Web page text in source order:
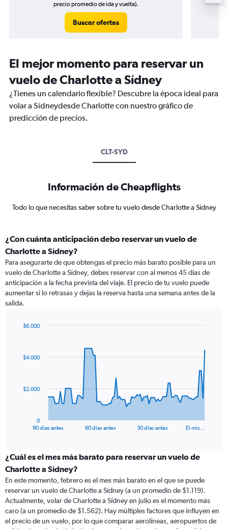
precio promedio de ida y vuelta).
Buscar ofertas
El mejor momento para reservar un
vuelo de Charlotte a Sídney
¿Tienes un calendario flexible? Descubre la época ideal para
volar a Sídneydesde Charlotte con nuestro gráfico de
predicción de precios.
CLT-SYD
Información de Cheapflights
Todo lo que necesitas saber sobre tu vuelo desde Charlotte a Sídney
¿Con cuánta anticipación debo reservar un vuelo de
Charlotte a Sídney?
Para asegurarte de que obtengas el precio más barato posible para un
vuelo de Charlotte a Sídney, debes reservar con al menos 45 días de
anticipación a la fecha prevista del viaje. El precio de tu vuelo puede
aumentar si lo retrasas y dejas la reserva hasta una semana antes de la
salida.
data
The
categories.
Range:
categories.
The
chart
has
1
90 días antes 60 días antes 30 días antes El mis…
0
$2.000
$4.000
$6.000
¿Cuál es el mes más barato para reservar un vuelo de
Charlotte a Sídney?
En este momento, febrero es el mes más barato en el que se puede
reservar un vuelo de Charlotte a Sídney (a un promedio de $1.119).
Actualmente, volar de Charlotte a Sídney en julio es el momento más
caro (a un promedio de $1.562). Hay múltiples factores que influyen en
el precio de un vuelo, por lo que comparar aerolíneas, aeropuertos de